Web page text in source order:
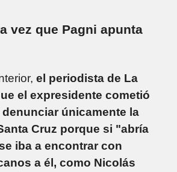
vez que Pagni apunta
el periodista de La
el expresidente cometió
únicamente la
Cruz porque si "abría
iba a encontrar con
a él, como Nicolás